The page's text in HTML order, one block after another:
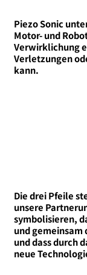
Piezo Sonic
Motor- und
Verwirklichung
Verletzungen
kann.
Die drei Pfeile
unsere
symbolisieren,
und
und dass durch
neue